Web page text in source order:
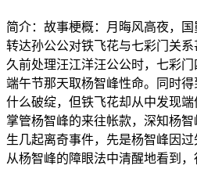
简介： 故事梗概：月晦风高夜，
转达孙公公对铁飞花与七彩门关
久前处理汪江洋汪公公时，七彩
端午节那天取杨智峰性命。同时
什么破绽，但铁飞花却从中发现
掌管杨智峰的来往帐款，深知杨
生几起离奇事件，先是杨智峰因
从杨智峰的障眼法中清醒地看到